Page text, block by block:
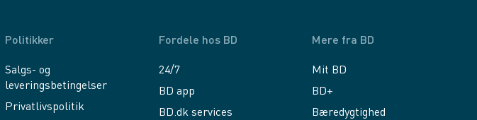
Politikker
Salgs- og
leveringsbetingelser
Privatlivspolitik
Fordele hos BD
24/7
BD app
BD.dk services
Mere fra BD
Mit BD
BD+
Bæredygtighed